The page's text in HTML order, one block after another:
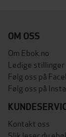
OM OSS
Om Ebok.no
Ledige stillinger
Følg oss på
Følg oss på
Kontakt oss